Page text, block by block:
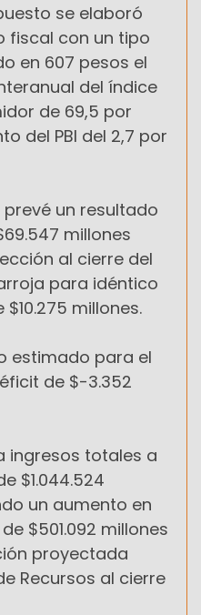
se elaboró
fiscal con un tipo
en 607 pesos el
del índice
de 69,5 por
del PBI del 2,7 por
un resultado
millones
al cierre del
para idéntico
millones.
estimado para el
de $-3.352
ingresos totales a
$1.044.524
un aumento en
$501.092 millones
proyectada
Recursos al cierre